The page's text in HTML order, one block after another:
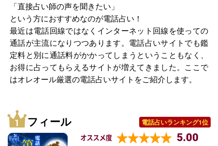
「直接占い師の声を聞きたい」
という方におすすめなのが電話占い！
最近は電話回線ではなくインターネット回線を使っての
通話が主流になりつつあります。電話占いサイトでも鑑
定料と別に通話料がかかってしまうということもなく、
お得に占ってもらえるサイトが増えてきました。ここで
はオレオール厳選の電話占いサイトをご紹介します。
フィール 電話占いランキング1位
オススメ度 5.00